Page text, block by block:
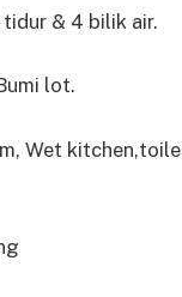
& 4 bilik air.
lot.
Wet